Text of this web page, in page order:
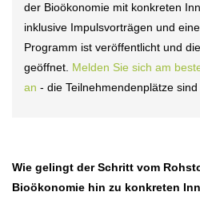
der Bioökonomie mit konkreten
inklusive Impulsvorträgen und
Programm ist veröffentlicht und
geöffnet. Melden Sie sich am
an - die Teilnehmendenplätze sind
Wie gelingt der Schritt vom
Bioökonomie hin zu konkreten